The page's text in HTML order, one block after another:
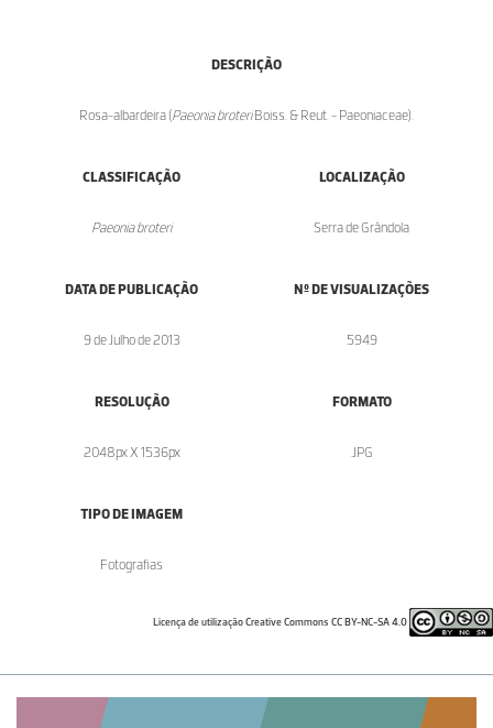
DESCRIÇÃO
Rosa-albardeira (Paeonia broteriBoiss. & Reut. - Paeoniaceae).
CLASSIFICAÇÃO
Paeonia broteri
LOCALIZAÇÃO
Serra de Grândola
DATA DE PUBLICAÇÃO
9 de Julho de 2013
Nº DE VISUALIZAÇÕES
5949
RESOLUÇÃO
2048px X 1536px
FORMATO
.JPG
TIPO DE IMAGEM
Fotografias
Licença de utilização Creative Commons CC BY-NC-SA 4.0